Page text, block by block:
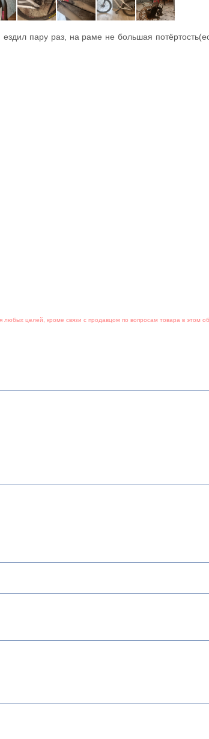
пару раз, на раме не большая